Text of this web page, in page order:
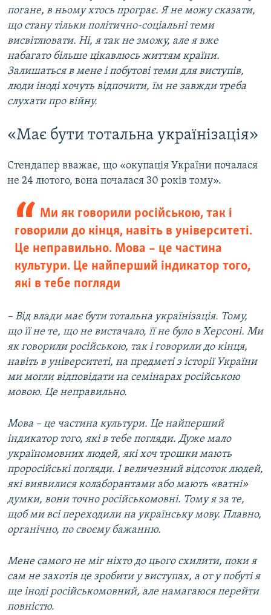
погане, в ньому хтось програє. Я не можу сказати,
що стану тільки політично-соціальні теми
висвітлювати. Ні, я так не зможу, але я вже
набагато більше цікавлюсь життям країни.
Залишаться в мене і побутові теми для виступів,
люди іноді хочуть відпочити, їм не завжди треба
слухати про війну.
«Має бути тотальна українізація»
Стендапер вважає, що «окупація України почалася
не 24 лютого, вона почалася 30 років тому».
Ми як говорили російською, так і
говорили до кінця, навіть в університеті.
Це неправильно. Мова – це частина
культури. Це найперший індикатор того,
які в тебе погляди
– Від влади має бути тотальна українізація. Тому,
що її не те, що не вистачало, її не було в Херсоні. Ми
як говорили російською, так і говорили до кінця,
навіть в університеті, на предметі з історії України
ми могли відповідати на семінарах російською
мовою. Це неправильно.
Мова – це частина культури. Це найперший
індикатор того, які в тебе погляди. Дуже мало
україномовних людей, які хоч трошки мають
проросійські погляди. І величезний відсоток людей,
які виявилися колаборантами або мають «ватні»
думки, вони точно російськомовні. Тому я за те,
щоб ми всі переходили на українську мову. Плавно,
органічно, по своєму бажанню.
Мене самого не міг ніхто до цього схилити, поки я
сам не захотів це зробити у виступах, а от у побуті я
ще іноді російськомовний, але намагаюся перейти
повністю.